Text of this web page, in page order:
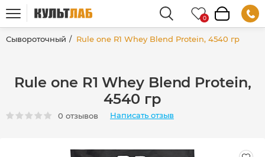
Сывороточный Rule one R1 Whey Blend Protein, 4540 гр
Rule one R1 Whey Blend Protein,
4540 гр
0 отзывов Написать отзыв